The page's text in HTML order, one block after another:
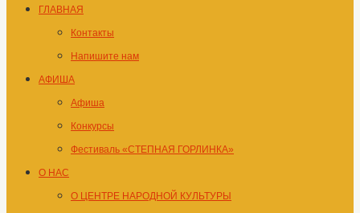
Перейти
содержимому
ГЛАВНАЯ
Контакты
Напишите нам
АФИША
Афиша
Конкурсы
Фестиваль «СТЕПНАЯ ГОРЛИНКА»
О НАС
О ЦЕНТРЕ НАРОДНОЙ КУЛЬТУРЫ